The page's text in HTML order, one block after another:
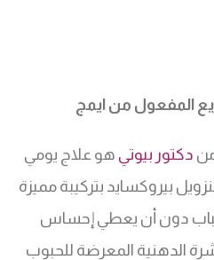
المفعول من ايمج
دكتور بيوتي هو علاج يومي
يحتوي على 5٪ بنزويل بيروكسايد بتركيبة مميزة
دون أن يعطي إحساس
الدهنية المعرضة للحبوب